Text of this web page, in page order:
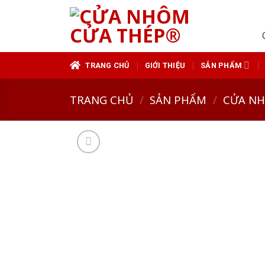
TRANG CHỦ GIỚI THIỆU SẢN PHẨM
TRANG CHỦ / SẢN PHẨM / CỬA